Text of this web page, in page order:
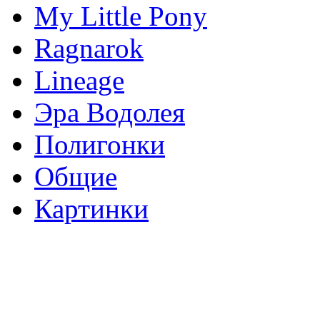
My Little Pony
Ragnarok
Lineage
Эра Водолея
Полигонки
Общие
Картинки